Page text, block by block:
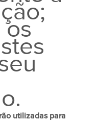
os
utilizadas para